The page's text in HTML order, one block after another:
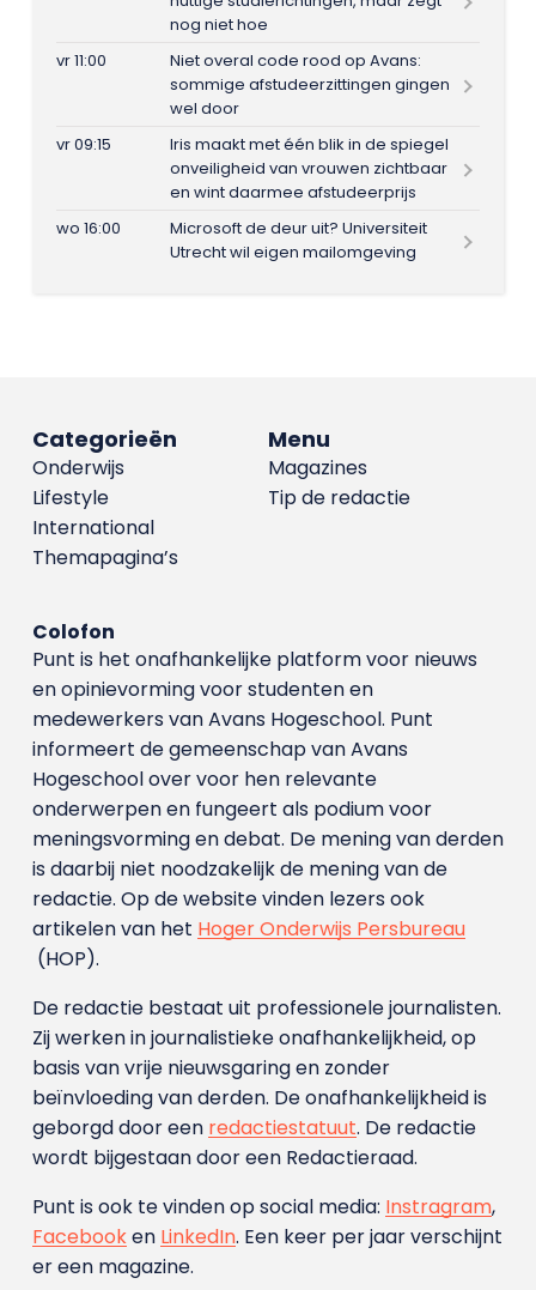
nog niet hoe
vr 11:00
Niet overal code rood op Avans:
sommige afstudeerzittingen gingen
wel door
vr 09:15
Iris maakt met één blik in de spiegel
onveiligheid van vrouwen zichtbaar
en wint daarmee afstudeerprijs
wo 16:00
Microsoft de deur uit? Universiteit
Utrecht wil eigen mailomgeving
Menu
Magazines
Tip de redactie
Categorieën
Onderwijs
Lifestyle
International
Themapagina’s
Colofon
Punt is het onafhankelijke platform voor nieuws
en opinievorming voor studenten en
medewerkers van Avans Hoge­school. Punt
informeert de gemeenschap van Avans
Hogeschool over voor hen relevante
onderwerpen en fungeert als podium voor
meningsvorming en debat. De mening van derden
is daarbij niet noodzakelijk de mening van de
redactie. Op de website vinden lezers ook
artikelen van het Hoger Onderwijs Persbureau
(HOP).
De redactie bestaat uit professionele journalisten.
Zij werken in journalistieke onafhankelijkheid, op
basis van vrije nieuwsgaring en zonder
beïnvloeding van derden. De onafhankelijkheid is
geborgd door een redactiestatuut. De redactie
wordt bijgestaan door een Redactieraad.
Punt is ook te vinden op social media: Instragram,
Facebooken LinkedIn. Een keer per jaar verschijnt
er een magazine.